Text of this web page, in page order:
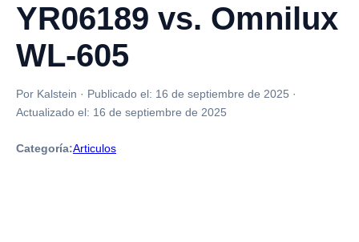
YR06189 vs. Omnilux
WL-605
Por Kalstein · Publicado el: 16 de septiembre de 2025 ·
Actualizado el: 16 de septiembre de 2025
Categoría:Articulos